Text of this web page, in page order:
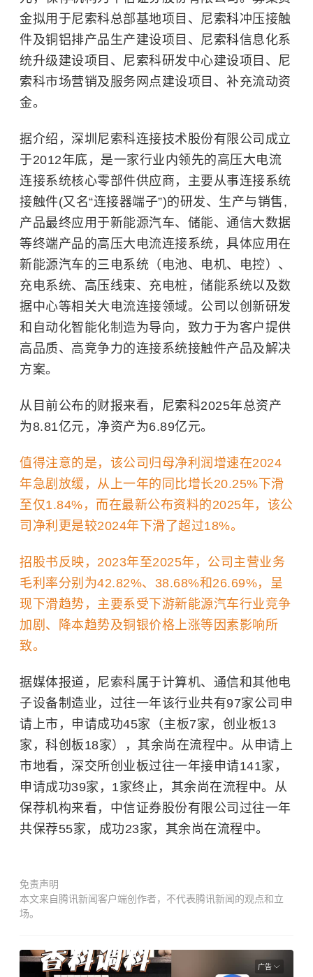
金拟用于尼索科总部基地项目、尼索科冲压接触
件及铜铝排产品生产建设项目、尼索科信息化系
统升级建设项目、尼索科研发中心建设项目、尼
索科市场营销及服务网点建设项目、补充流动资
金。
据介绍，深圳尼索科连接技术股份有限公司成立
于2012年底，是一家行业内领先的高压大电流
连接系统核心零部件供应商，主要从事连接系统
接触件(又名“连接器端子”)的研发、生产与销售,
产品最终应用于新能源汽车、储能、通信大数据
等终端产品的高压大电流连接系统，具体应用在
新能源汽车的三电系统（电池、电机、电控）、
充电系统、高压线束、充电桩，储能系统以及数
据中心等相关大电流连接领域。公司以创新研发
和自动化智能化制造为导向，致力于为客户提供
高品质、高竞争力的连接系统接触件产品及解决
方案。
从目前公布的财报来看，尼索科2025年总资产
为8.81亿元，净资产为6.89亿元。
值得注意的是，该公司归母净利润增速在2024
年急剧放缓，从上一年的同比增长20.25%下滑
至仅1.84%，而在最新公布资料的2025年，该公
司净利更是较2024年下滑了超过18%。
招股书反映，2023年至2025年，公司主营业务
毛利率分别为42.82%、38.68%和26.69%，呈
现下滑趋势，主要系受下游新能源汽车行业竞争
加剧、降本趋势及铜银价格上涨等因素影响所
致。
据媒体报道，尼索科属于计算机、通信和其他电
子设备制造业，过往一年该行业共有97家公司申
请上市，申请成功45家（主板7家，创业板13
家，科创板18家），其余尚在流程中。从申请上
市地看，深交所创业板过往一年接申请141家，
申请成功39家，1家终止，其余尚在流程中。从
保荐机构来看，中信证券股份有限公司过往一年
共保荐55家，成功23家，其余尚在流程中。
免责声明
本文来自腾讯新闻客户端创作者，不代表腾讯新闻的观点和立
场。
广告